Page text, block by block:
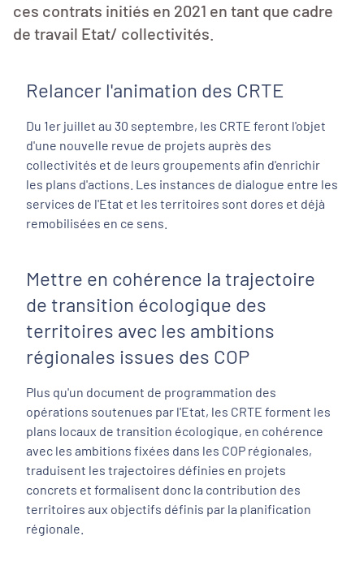
ces contrats initiés en 2021 en tant que cadre
de travail Etat/ collectivités.
Relancer l'animation des CRTE
Du 1er juillet au 30 septembre, les CRTE feront l'objet
d'une nouvelle revue de projets auprès des
collectivités et de leurs groupements afin d'enrichir
les plans d'actions. Les instances de dialogue entre les
services de l'Etat et les territoires sont dores et déjà
remobilisées en ce sens.
Mettre en cohérence la trajectoire
de transition écologique des
territoires avec les ambitions
régionales issues des COP
Plus qu'un document de programmation des
opérations soutenues par l'Etat, les CRTE forment les
plans locaux de transition écologique, en cohérence
avec les ambitions fixées dans les COP régionales,
traduisent les trajectoires définies en projets
concrets et formalisent donc la contribution des
territoires aux objectifs définis par la planification
régionale.